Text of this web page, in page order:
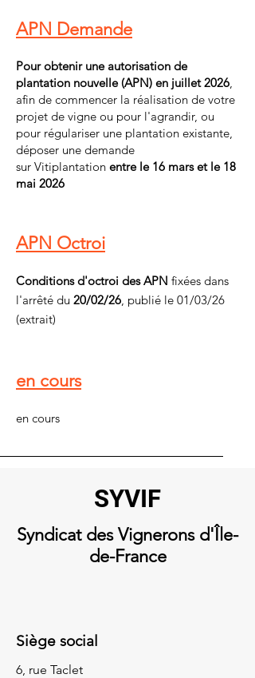
APN Demande
Pour obtenir une autorisation de
plantation nouvelle (APN) en juillet 2026,
afin de commencer la réalisation de votre
projet de vigne ou pour l'agrandir, ou
pour régulariser une plantation existante,
déposer une demande
sur Vitiplantation entre le 16 mars etle 18
mai 2026
APN Octroi
Conditions d'octroi des APN fixées dans
l'arrêté du 20/02/26, publié le 01/03/26
(extrait)
en cours
en cours
SYVIF
Syndicat des Vignerons d'Île-
de-France
Siège social
6, rue Taclet